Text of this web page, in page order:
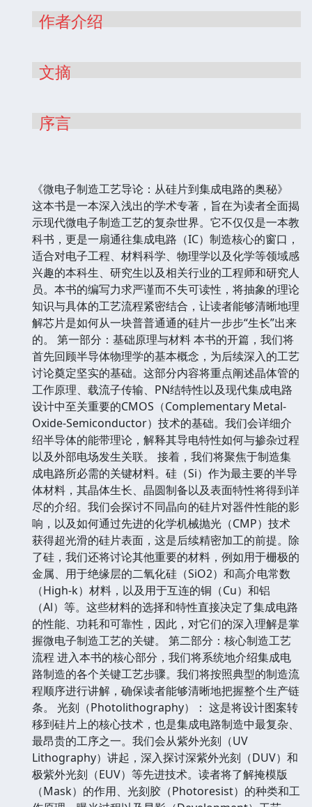
作者介绍
文摘
序言
《微电子制造工艺导论：从硅片到集成电路的奥秘》
这本书是一本深入浅出的学术专著，旨在为读者全面揭
示现代微电子制造工艺的复杂世界。它不仅仅是一本教
科书，更是一扇通往集成电路（IC）制造核心的窗口，
适合对电子工程、材料科学、物理学以及化学等领域感
兴趣的本科生、研究生以及相关行业的工程师和研究人
员。本书的编写力求严谨而不失可读性，将抽象的理论
知识与具体的工艺流程紧密结合，让读者能够清晰地理
解芯片是如何从一块普普通通的硅片一步步“生长”出来
的。 第一部分：基础原理与材料 本书的开篇，我们将
首先回顾半导体物理学的基本概念，为后续深入的工艺
讨论奠定坚实的基础。这部分内容将重点阐述晶体管的
工作原理、载流子传输、PN结特性以及现代集成电路
设计中至关重要的CMOS（Complementary Metal-
Oxide-Semiconductor）技术的基础。我们会详细介
绍半导体的能带理论，解释其导电特性如何与掺杂过程
以及外部电场发生关联。 接着，我们将聚焦于制造集
成电路所必需的关键材料。硅（Si）作为最主要的半导
体材料，其晶体生长、晶圆制备以及表面特性将得到详
尽的介绍。我们会探讨不同晶向的硅片对器件性能的影
响，以及如何通过先进的化学机械抛光（CMP）技术
获得超光滑的硅片表面，这是后续精密加工的前提。除
了硅，我们还将讨论其他重要的材料，例如用于栅极的
金属、用于绝缘层的二氧化硅（SiO2）和高介电常数
（High-k）材料，以及用于互连的铜（Cu）和铝
（Al）等。这些材料的选择和特性直接决定了集成电路
的性能、功耗和可靠性，因此，对它们的深入理解是掌
握微电子制造工艺的关键。 第二部分：核心制造工艺
流程 进入本书的核心部分，我们将系统地介绍集成电
路制造的各个关键工艺步骤。我们将按照典型的制造流
程顺序进行讲解，确保读者能够清晰地把握整个生产链
条。 光刻（Photolithography）： 这是将设计图案转
移到硅片上的核心技术，也是集成电路制造中最复杂、
最昂贵的工序之一。我们会从紫外光刻（UV
Lithography）讲起，深入探讨深紫外光刻（DUV）和
极紫外光刻（EUV）等先进技术。读者将了解掩模版
（Mask）的作用、光刻胶（Photoresist）的种类和工